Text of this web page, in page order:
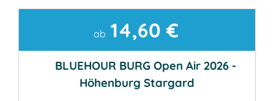
ab 14,60 €
BLUEHOUR BURG Open Air 2026 -
Höhenburg Stargard